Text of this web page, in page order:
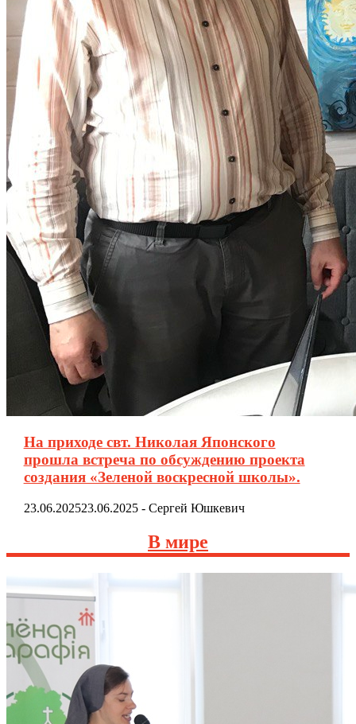
На приходе свт. Николая Японского
прошла встреча по обсуждению проекта
создания «Зеленой воскресной школы».
23.06.202523.06.2025- Сергей Юшкевич
В мире